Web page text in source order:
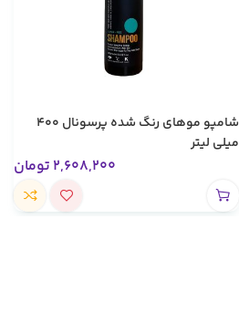
شامپو موهای رنگ شده پرسونال ۴۰۰
میلی لیتر
2,608,200 تومان